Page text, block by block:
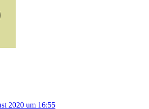
2020 um 16:55